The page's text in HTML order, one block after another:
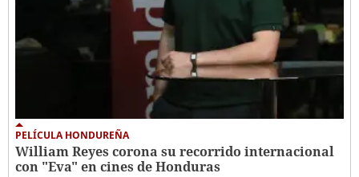
PELÍCULA HONDUREÑA
William Reyes corona su recorrido internacional
con "Eva" en cines de Honduras